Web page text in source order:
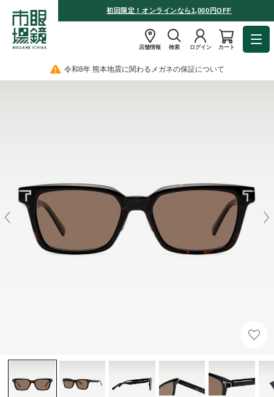
初回限定！オンラインなら1,000円OFF
店舗情報 検索 ログイン カート
令和8年 熊本地震に関わるメガネの保証について